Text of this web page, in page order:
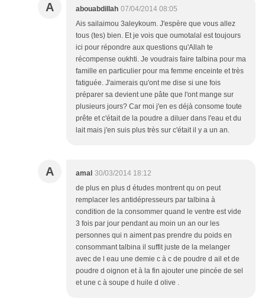
A abouabdillah 07/04/2014 08:05
Ais sailaimou 3aleykoum. J'espère que vous allez
tous (tes) bien. Et je vois que oumotalal est toujours
ici pour répondre aux questions qu'Allah te
récompense oukhti. Je voudrais faire talbina pour ma
famille en particulier pour ma femme enceinte et très
fatiguée. J'aimerais qu'ont me dise si une fois
préparer sa devient une pâte que l'ont mange sur
plusieurs jours? Car moi j'en es déjà consome toute
prête et c'était de la poudre a diluer dans l'eau et du
lait mais j'en suis plus très sur c'était il y a un an.
A amal 30/03/2014 18:12
de plus en plus d études montrent qu on peut
remplacer les antidépresseurs par talbina à
condition de la consommer quand le ventre est vide
3 fois par jour pendant au moin un an our les
personnes qui n aiment pas prendre du poids en
consommant talbina il suffit juste de la melanger
avec de l eau une demie c à c de poudre d ail et de
poudre d oignon et à la fin ajouter une pincée de sel
et une c à soupe d huile d olive .